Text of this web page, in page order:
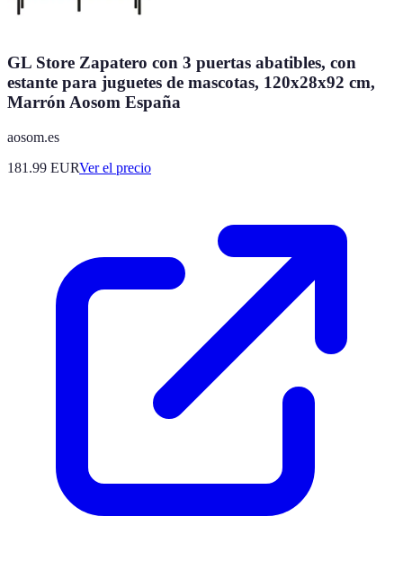
GL Store Zapatero con 3 puertas abatibles, con
estante para juguetes de mascotas, 120x28x92 cm,
Marrón Aosom España
aosom.es
181.99 EURVer el precio